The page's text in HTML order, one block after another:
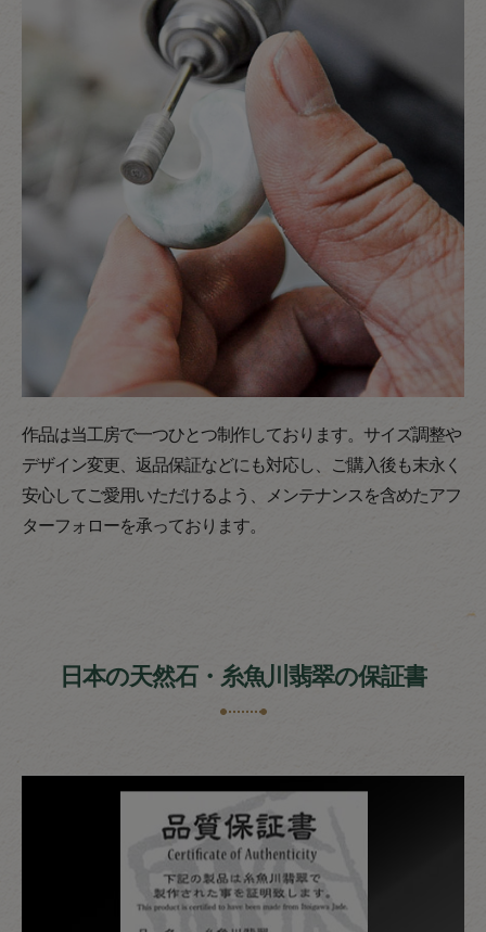
作品は当工房で一つひとつ制作しております。サイズ調整や
デザイン変更、返品保証などにも対応し、ご購入後も末永く
安心してご愛用いただけるよう、メンテナンスを含めたアフ
ターフォローを承っております。
日本の天然石・糸魚川翡翠の保証書